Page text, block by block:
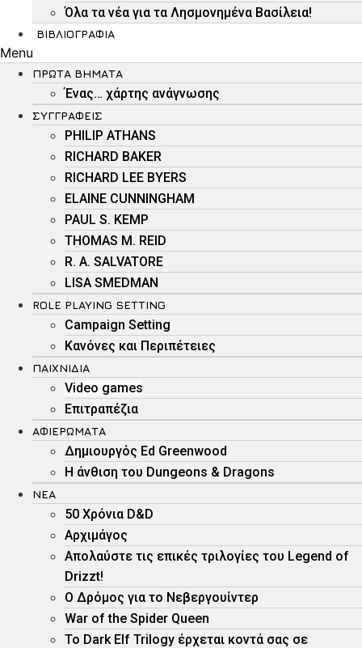
Όλα τα νέα για τα Λησμονημένα Βασίλεια!
ΒΙΒΛΙΟΓΡΑΦΊΑ
Menu
ΠΡΏΤΑ ΒΉΜΑΤΑ
Ένας… χάρτης ανάγνωσης
ΣΥΓΓΡΑΦΕΊΣ
PHILIP ATHANS
RICHARD BAKER
RICHARD LEE BYERS
ELAINE CUNNINGHAM
PAUL S. KEMP
THOMAS M. REID
R. A. SALVATORE
LISA SMEDMAN
ROLE PLAYING SETTING
Campaign Setting
Kανόνες και Περιπέτειες
ΠΑΙΧΝΊΔΙΑ
Video games
Επιτραπέζια
ΑΦΙΕΡΏΜΑΤΑ
Δημιουργός Ed Greenwood
Η άνθιση του Dungeons & Dragons
ΝΕΑ
50 Χρόνια D&D
Αρχιμάγος
Aπολαύστε τις επικές τριλογίες του Legend of
Drizzt!
O Δρόμος για το Νεβεργουίντερ
War of the Spider Queen
Το Dark Elf Trilogy έρχεται κοντά σας σε